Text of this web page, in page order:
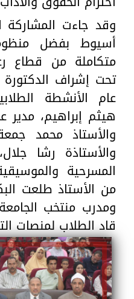
وقد جاءت المشاركة
أسيوط بفضل
متكاملة من قطاع
تحت إشراف
عام الأنشطة
هيثم إبراهيم، مدير
والأستاذ محمد
والأستاذة رشا
المسرحية
من الأستاذ طلعت
ومدرب منتخب
قاد الطلاب لمنصات